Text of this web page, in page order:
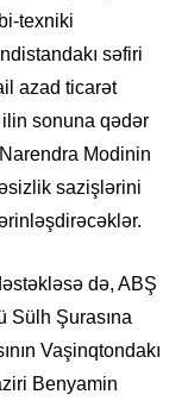
texniki
səfiri
azad ticarət
sonuna qədər
Modinin
sazişlərini
də, ABŞ
Sülh Şurasına
Vaşinqtondakı
Benyamin